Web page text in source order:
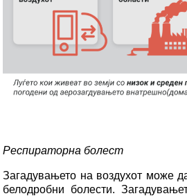
Респираторна болест
Загадувањето на воздухот може
белодробни болести.